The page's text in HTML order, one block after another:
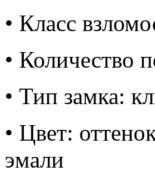
• Класс
• Количество
• Тип замка:
• Цвет:
эмали